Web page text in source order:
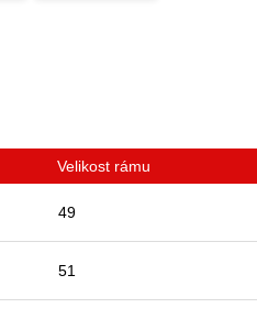
Velikost rámu
49
51